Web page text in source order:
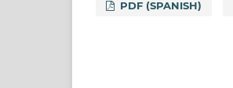
PDF (SPANISH)